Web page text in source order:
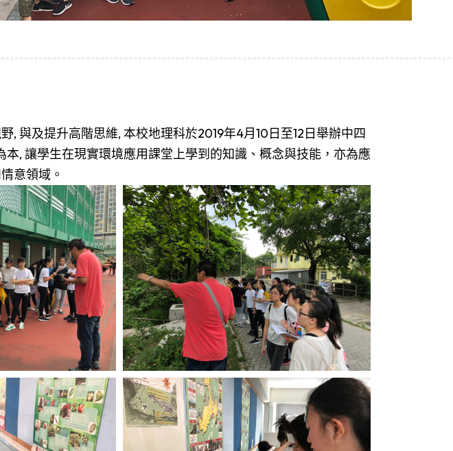
與及提升高階思維, 本校地理科於2019年4月10日至12日舉辦中四
, 讓學生在現實環境應用課堂上學到的知識、概念與技能，亦為應
意領域。